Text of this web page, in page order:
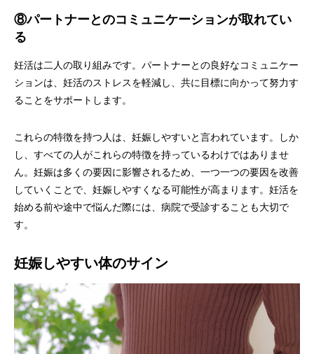
⑧パートナーとのコミュニケーションが取れてい
る
妊活は二人の取り組みです。パートナーとの良好なコミュニケー
ションは、妊活のストレスを軽減し、共に目標に向かって努力す
ることをサポートします。
これらの特徴を持つ人は、妊娠しやすいと言われています。しか
し、すべての人がこれらの特徴を持っているわけではありませ
ん。妊娠は多くの要因に影響されるため、一つ一つの要因を改善
していくことで、妊娠しやすくなる可能性が高まります。妊活を
始める前や途中で悩んだ際には、病院で受診することも大切で
す。
妊娠しやすい体のサイン